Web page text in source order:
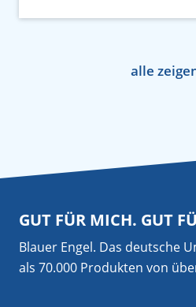
alle
GUT FÜR MICH. GUT
Blauer Engel. Das deutsche
als 70.000 Produkten von